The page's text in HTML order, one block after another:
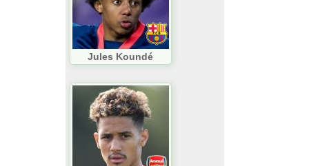
Jules Koundé